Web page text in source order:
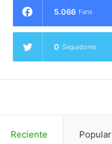
5.066 Fans
0 Seguidores
Reciente Popular